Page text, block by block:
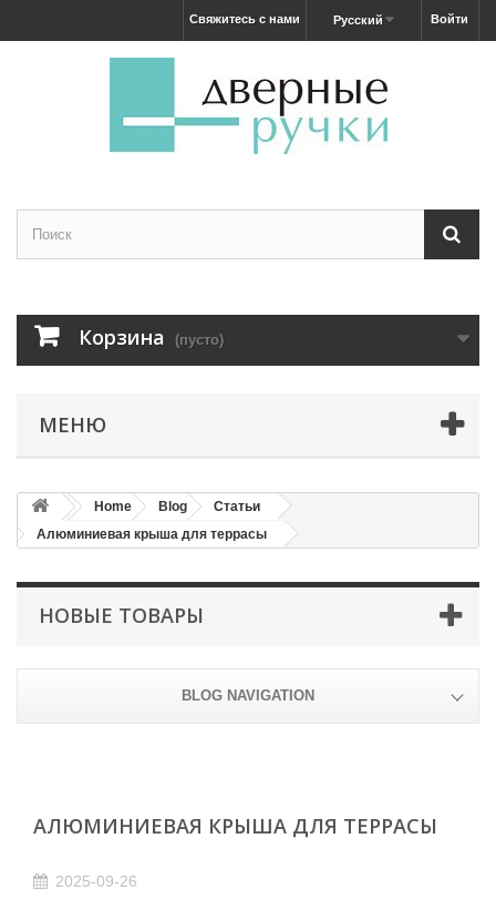
Войти
Русский
Свяжитесь с нами
Корзина (пусто)
МЕНЮ
Home Blog
Статьи
Алюминиевая крыша для террасы
НОВЫЕ ТОВАРЫ
BLOG NAVIGATION
АЛЮМИНИЕВАЯ КРЫША ДЛЯ ТЕРРАСЫ
2025-09-26